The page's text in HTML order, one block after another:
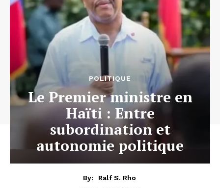
POLITIQUE
Le Premier ministre en
Haïti : Entre
subordination et
autonomie politique
By:
Ralf S. Rho